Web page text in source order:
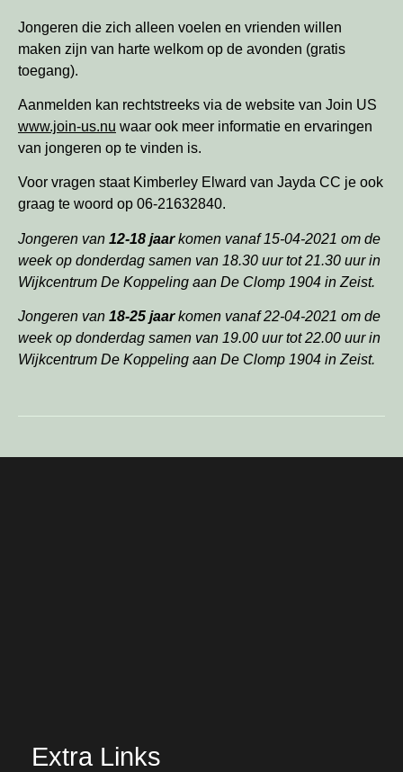
Jongeren die zich alleen voelen en vrienden willen
maken zijn van harte welkom op de avonden (gratis
toegang).
Aanmelden kan rechtstreeks via de website van Join US
www.join-us.nu waar ook meer informatie en ervaringen
van jongeren op te vinden is.
Voor vragen staat Kimberley Elward van Jayda CC je ook
graag te woord op 06-21632840.
Jongeren van 12-18 jaarkomen vanaf 15-04-2021 om de
week op donderdag samen van 18.30 uur tot 21.30 uur in
Wijkcentrum De Koppeling aan De Clomp 1904 in Zeist.
Jongeren van 18-25 jaarkomen vanaf 22-04-2021 om de
week op donderdag samen van 19.00 uur tot 22.00 uur in
Wijkcentrum De Koppeling aan De Clomp 1904 in Zeist.
Extra Links